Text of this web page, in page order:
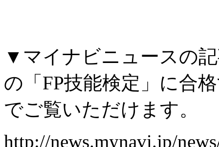
▼マイナビニュースの
の「FP技能検定」に合
でご覧いただけます。
http://news.mynavi.jp/